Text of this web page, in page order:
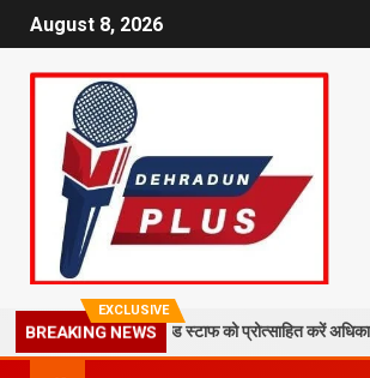
August 8, 2026
EXCLUSIVE
BREAKING NEWS
और फील्ड स्टाफ को प्रोत्साहित करें अधिकारी—मुख्य निर्वाचन